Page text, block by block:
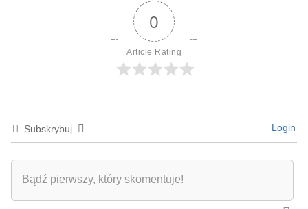
0
Article Rating
Subskrybuj Login